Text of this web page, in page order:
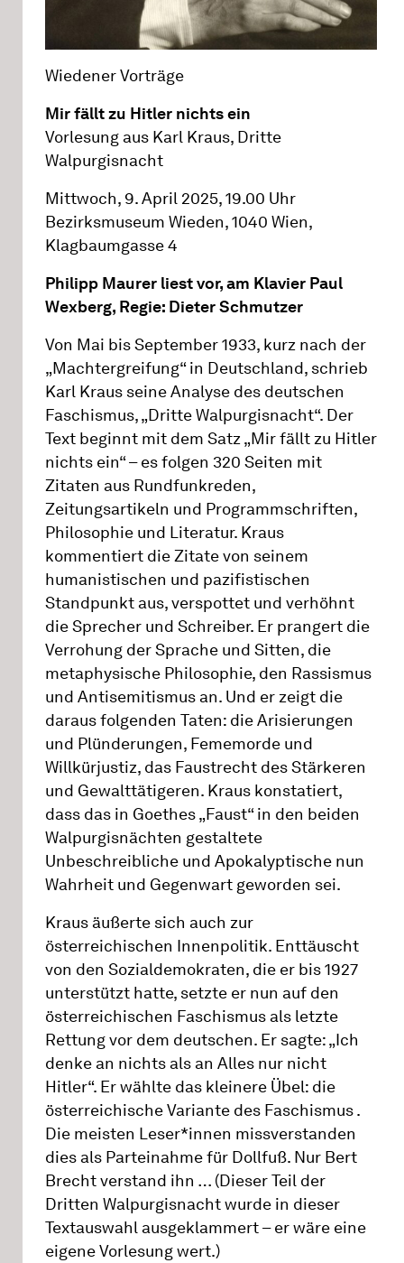
Wiedener Vorträge
Mir fällt zu Hitler nichts ein
Vorlesung aus Karl Kraus, Dritte
Walpurgisnacht
Mittwoch, 9. April 2025, 19.00 Uhr
Bezirksmuseum Wieden, 1040 Wien,
Klagbaumgasse 4
Philipp Maurer liest vor, am Klavier Paul
Wexberg, Regie: Dieter Schmutzer
Von Mai bis September 1933, kurz nach der
„Machtergreifung“ in Deutschland, schrieb
Karl Kraus seine Analyse des deutschen
Faschismus, „Dritte Walpurgisnacht“. Der
Text beginnt mit dem Satz „Mir fällt zu Hitler
nichts ein“ – es folgen 320 Seiten mit
Zitaten aus Rundfunkreden,
Zeitungsartikeln und Programmschriften,
Philosophie und Literatur. Kraus
kommentiert die Zitate von seinem
humanistischen und pazifistischen
Standpunkt aus, verspottet und verhöhnt
die Sprecher und Schreiber. Er prangert die
Verrohung der Sprache und Sitten, die
metaphysische Philosophie, den Rassismus
und Antisemitismus an. Und er zeigt die
daraus folgenden Taten: die Arisierungen
und Plünderungen, Fememorde und
Willkürjustiz, das Faustrecht des Stärkeren
und Gewalttätigeren. Kraus konstatiert,
dass das in Goethes „Faust“ in den beiden
Walpurgisnächten gestaltete
Unbeschreibliche und Apokalyptische nun
Wahrheit und Gegenwart geworden sei.
Kraus äußerte sich auch zur
österreichischen Innenpolitik. Enttäuscht
von den Sozialdemokraten, die er bis 1927
unterstützt hatte, setzte er nun auf den
österreichischen Faschismus als letzte
Rettung vor dem deutschen. Er sagte: „Ich
denke an nichts als an Alles nur nicht
Hitler“. Er wählte das kleinere Übel: die
österreichische Variante des Faschismus .
Die meisten Leser*innen missverstanden
dies als Parteinahme für Dollfuß. Nur Bert
Brecht verstand ihn … (Dieser Teil der
Dritten Walpurgisnacht wurde in dieser
Textauswahl ausgeklammert – er wäre eine
eigene Vorlesung wert.)